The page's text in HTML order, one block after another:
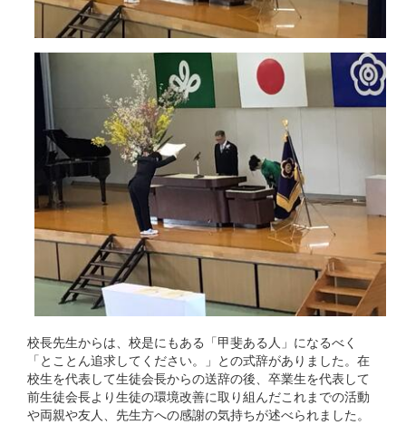
校長先生からは、校是にもある「甲斐ある人」になるべく
「とことん追求してください。」との式辞がありました。在
校生を代表して生徒会長からの送辞の後、卒業生を代表して
前生徒会長より生徒の環境改善に取り組んだこれまでの活動
や両親や友人、先生方への感謝の気持ちが述べられました。